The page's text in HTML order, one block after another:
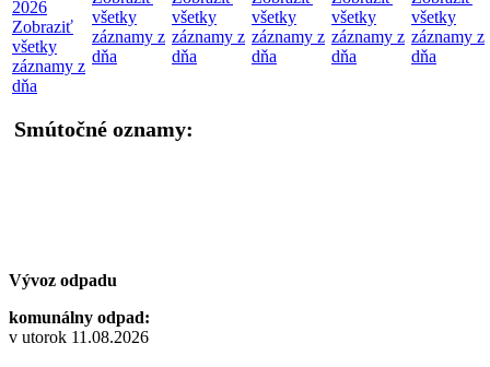
2026
Zobraziť
všetky
záznamy z
dňa
všetky
záznamy z
dňa
všetky
záznamy z
dňa
všetky
záznamy z
dňa
všetky
záznamy z
dňa
všetky
záznamy z
dňa
Smútočné oznamy:
Vývoz odpadu
komunálny odpad:
v utorok 11.08.2026